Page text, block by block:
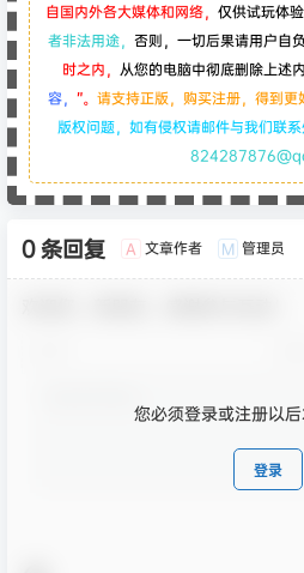
自国内外各大媒体和网络， 仅供试玩体验
者非法用途， 否则，一切后果请用户自负
时之内， 从您的电脑中彻底删除上述内
容， ”。 请支持正版，购买注册，得到更
版权问题，如有侵权请邮件与我们联
0 条回复 A 文章作者 M 管理员
您必须登录或注册以
登录